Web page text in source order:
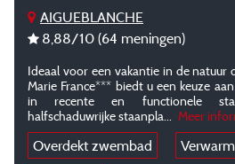
AIGUEBLANCHE
8,88/10 (64 meningen)
Ideaal voor een vakantie in de natuur
Marie France*** biedt u een keuze
in recente en functionele
halfschaduwrijke staanpla...
Meer
Overdekt zwembad